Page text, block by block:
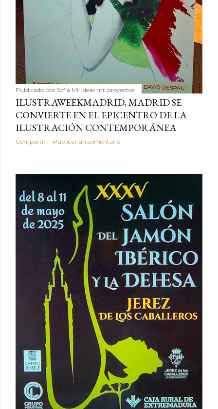
Publicado por Sofía Mil ideas mil proyectos
ILUSTRAWEEKMADRID, MADRID SE
CONVIERTE EN EL EPICENTRO DE LA
ILUSTRACIÓN CONTEMPORÁNEA
Compartir Publicar un comentario